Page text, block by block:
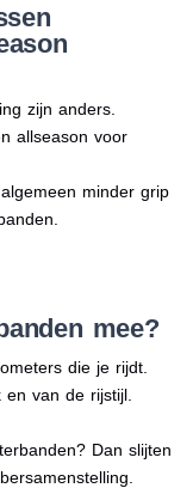
zijn anders.
allseason voor
minder grip
mee?
die je rijdt.
van de rijstijl.
Dan slijten